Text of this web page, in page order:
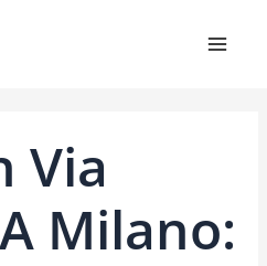
Via
Milano: